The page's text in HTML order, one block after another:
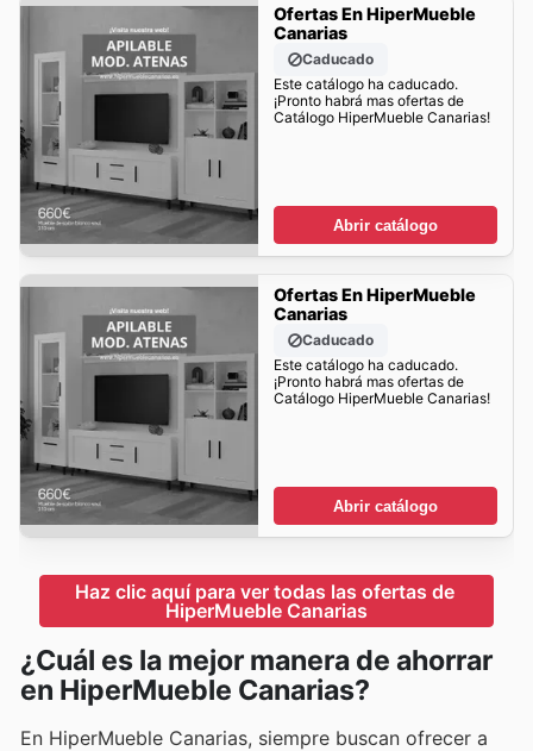
Ofertas En HiperMueble
Canarias
Caducado
Este catálogo ha caducado.
¡Pronto habrá mas ofertas de
Catálogo HiperMueble Canarias!
Abrir catálogo
Ofertas En HiperMueble
Canarias
Caducado
Este catálogo ha caducado.
¡Pronto habrá mas ofertas de
Catálogo HiperMueble Canarias!
Abrir catálogo
Haz clic aquí para ver todas las ofertas de
HiperMueble Canarias
¿Cuál es la mejor manera de ahorrar
en HiperMueble Canarias?
En HiperMueble Canarias, siempre buscan ofrecer a